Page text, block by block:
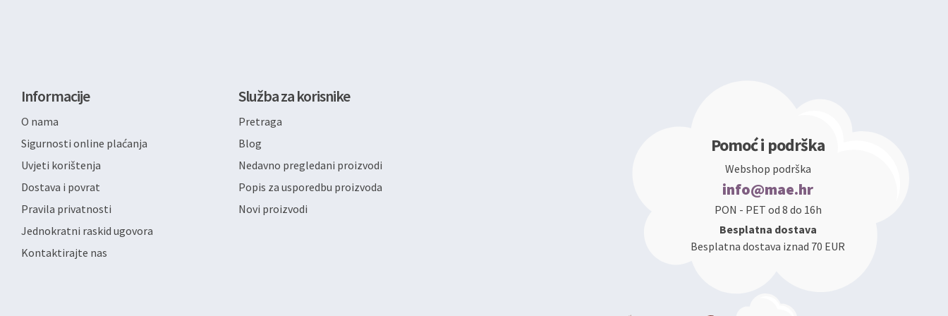
Informacije
O nama
Sigurnosti online plaćanja
Uvjeti korištenja
Dostava i povrat
Pravila privatnosti
Jednokratni raskid ugovora
Kontaktirajte nas
Služba za korisnike
Pretraga
Blog
Nedavno pregledani proizvodi
Popis za usporedbu proizvoda
Novi proizvodi
Pomoć i podrška
Webshop podrška
info@mae.hr
PON - PET od 8 do 16h
Besplatna dostava
Besplatna dostava iznad 70 EUR